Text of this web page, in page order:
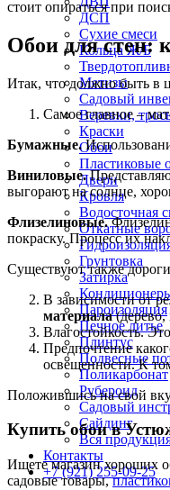
ДСП
Сухие смеси
Кольца Ж/Б
Метизы
Садовый
Веревки,
Краски
Обои
Пластиковые
Двери
Кровля
Водосточная
Откатные
Грунтовка
Затирка
Пароизоляция
Печное литье
Плинтус
Подвесные
Поликарбонат
Рубероид
Садовый
Сайдинг
Вся
Контакты
+7 (921) 255-09-25
стоит опираться при
Обои для стен:
Итак, что должно быть в
Самое главное –
Бумажные.
Виниловые.
выгорают на солнце,
Флизелиновые.Флизелин
покраску. Процесс их
Существуют также
В зависимости от
материала(дерево,
Влагостойкость.
Предпочтение
освещенности. К
Положившись на свой
Купить обои в
Ищете магазин хороших
садовые товары,